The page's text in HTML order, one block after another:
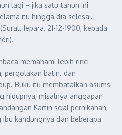
lagi – jika satu tahun ini
itu hingga dia selesai.
Jepara, 21-12-1900, kepada
memahami lebih rinci
pergolakan batin, dan
Buku itu membatalkan asumsi
hidupnya, misalnya anggapan
Kartin soal pernikahan,
kandungnya dan beberapa